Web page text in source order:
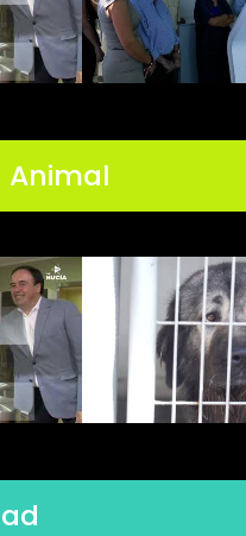
Animal